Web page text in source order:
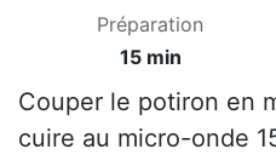
Préparation
15 min
Couper le potiron en
cuire au micro-onde